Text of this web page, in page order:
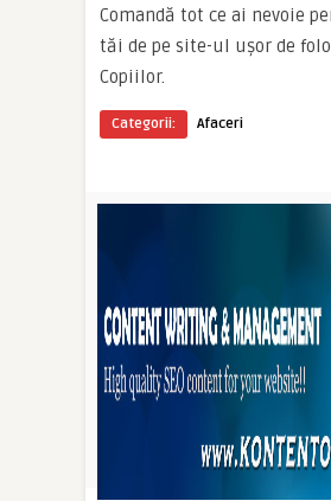
Comandă tot ce ai nevoie
tăi de pe site-ul uşor de
Copiilor.
Categorii: Afaceri